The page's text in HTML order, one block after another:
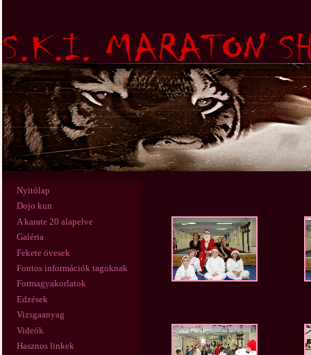
Nyitólap
Dojo kun
A karate 20 alapelve
Galéria
Fekete övesek
Fontos információk tagoknak
Formagyakorlatok
Edzések
Vizsgaanyag
Videók
Hasznos linkek